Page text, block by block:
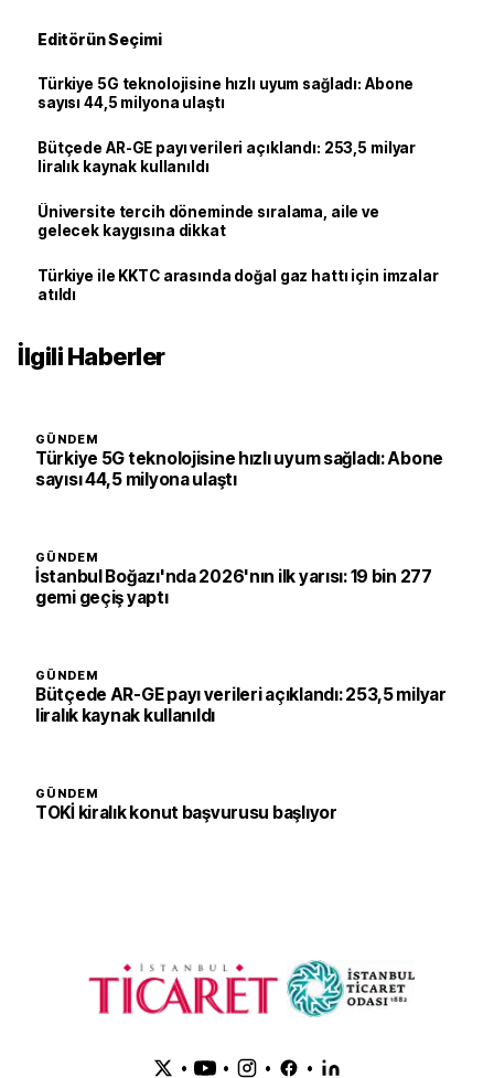
Editörün Seçimi
Türkiye 5G teknolojisine hızlı uyum sağladı: Abone
sayısı 44,5 milyona ulaştı
Bütçede AR-GE payı verileri açıklandı: 253,5 milyar
liralık kaynak kullanıldı
Üniversite tercih döneminde sıralama, aile ve
gelecek kaygısına dikkat
Türkiye ile KKTC arasında doğal gaz hattı için imzalar
atıldı
İlgili Haberler
GÜNDEM
Türkiye 5G teknolojisine hızlı uyum sağladı: Abone
sayısı 44,5 milyona ulaştı
GÜNDEM
İstanbul Boğazı'nda 2026'nın ilk yarısı: 19 bin 277
gemi geçiş yaptı
GÜNDEM
Bütçede AR-GE payı verileri açıklandı: 253,5 milyar
liralık kaynak kullanıldı
GÜNDEM
TOKİ kiralık konut başvurusu başlıyor
• • • •